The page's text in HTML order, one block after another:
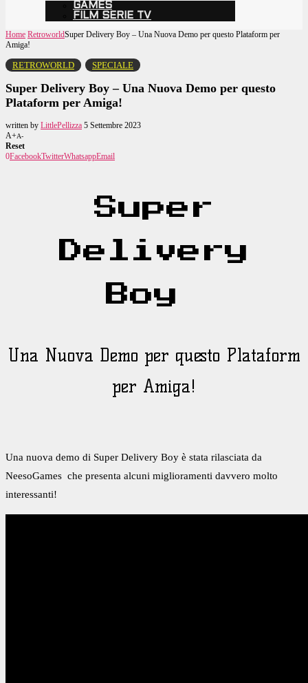
GAMES
FILM SERIE TV
Home RetroworldSuper Delivery Boy – Una Nuova Demo per questo Plataform per
Amiga!
RETROWORLD SPECIALE
Super Delivery Boy – Una Nuova Demo per questo
Plataform per Amiga!
written by LittlePellizza 5 Settembre 2023
A+A-
Reset
0FacebookTwitterWhatsappEmail
Super
Delivery
Boy
Una Nuova Demo per questo Plataform
per Amiga!
Una nuova demo di Super Delivery Boy è stata rilasciata da
NeesoGames che presenta alcuni miglioramenti davvero molto
interessanti!